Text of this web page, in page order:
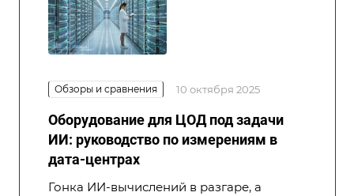
Обзоры и сравнения 10 октября 2025
Оборудование для ЦОД под задачи
ИИ: руководство по измерениям в
дата-центрах
Гонка ИИ-вычислений в разгаре, а